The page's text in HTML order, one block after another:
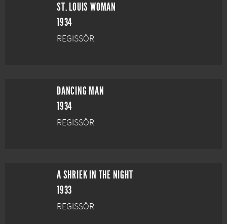
ST. LOUIS WOMAN
1934
REGISSÖR
DANCING MAN
1934
REGISSÖR
A SHRIEK IN THE NIGHT
1933
REGISSÖR